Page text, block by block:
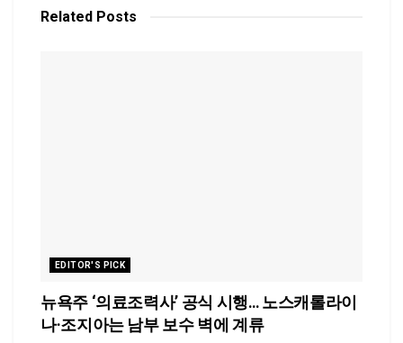
Related Posts
EDITOR'S PICK
뉴욕주 ‘의료조력사’ 공식 시행… 노스캐롤라이
나·조지아는 남부 보수 벽에 계류